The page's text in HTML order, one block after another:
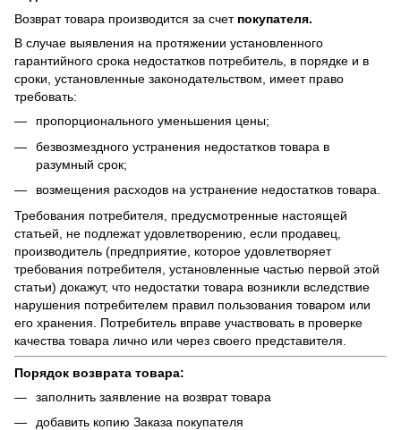
Возврат товара производится за счет покупателя.
В случае выявления на протяжении установленного
гарантийного срока недостатков потребитель, в порядке и в
сроки, установленные законодательством, имеет право
требовать:
пропорционального уменьшения цены;
безвозмездного устранения недостатков товара в
разумный срок;
возмещения расходов на устранение недостатков товара.
Требования потребителя, предусмотренные настоящей
статьей, не подлежат удовлетворению, если продавец,
производитель (предприятие, которое удовлетворяет
требования потребителя, установленные частью первой этой
статьи) докажут, что недостатки товара возникли вследствие
нарушения потребителем правил пользования товаром или
его хранения. Потребитель вправе участвовать в проверке
качества товара лично или через своего представителя.
Порядок возврата товара:
заполнить заявление на возврат товара
добавить копию Заказа покупателя